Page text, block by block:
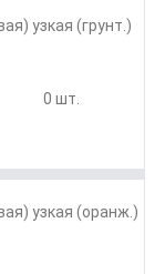
узкая (грунт.)
0 шт.
узкая (оранж.)